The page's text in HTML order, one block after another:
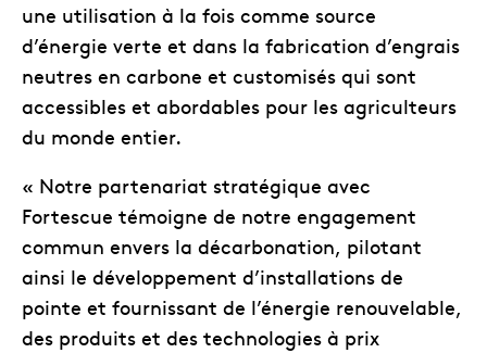
une utilisation à la fois comme source
d’énergie verte et dans la fabrication d’engrais
neutres en carbone et customisés qui sont
accessibles et abordables pour les agriculteurs
du monde entier.
« Notre partenariat stratégique avec
Fortescue témoigne de notre engagement
commun envers la décarbonation, pilotant
ainsi le développement d’installations de
pointe et fournissant de l’énergie renouvelable,
des produits et des technologies à prix